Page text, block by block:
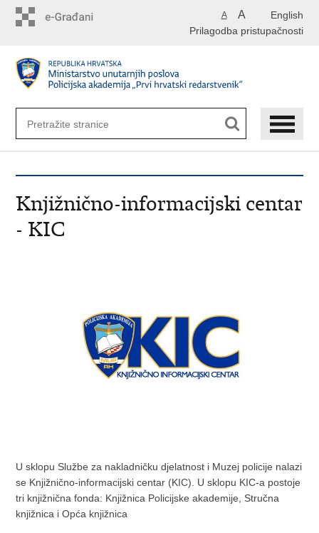
English
A A
Prilagodba pristupačnosti
Knjižnično-informacijski centar
- KIC
U sklopu Službe za nakladničku djelatnost i Muzej policije nalazi
se Knjižnično-informacijski centar (KIC). U sklopu KIC-a postoje
tri knjižnična fonda: Knjižnica Policijske akademije, Stručna
knjižnica i Opća knjižnica